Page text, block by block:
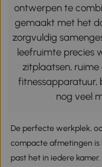
ontwerpen te
gemaakt met het
zorgvuldig
leefruimte precies
zitplaatsen, ruime
fitnessapparatuur,
nog veel
De perfecte werkplek,
compacte afmetingen
past het in iedere